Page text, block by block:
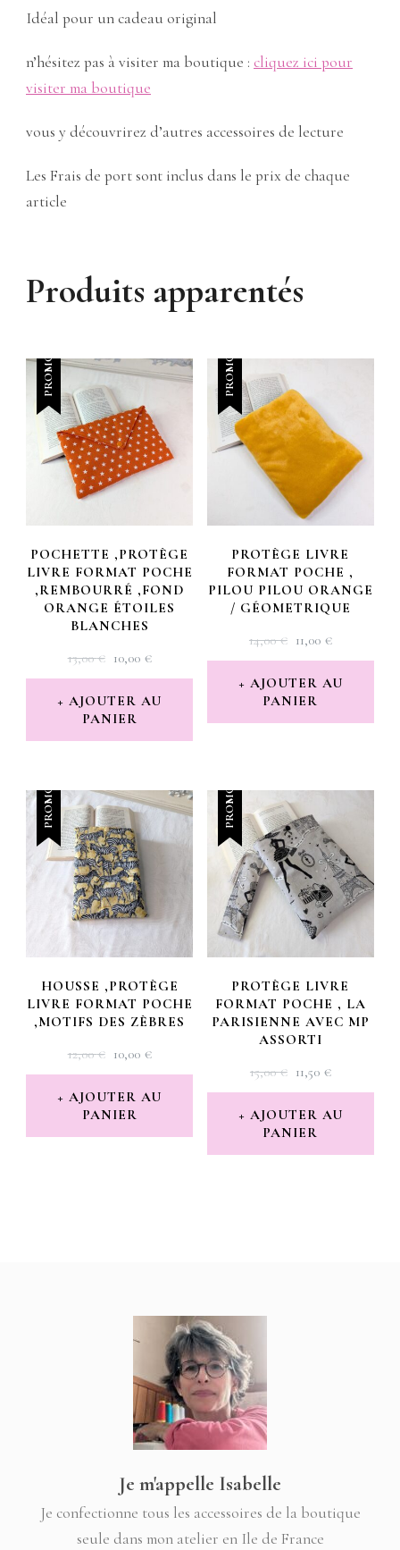
Idéal pour un cadeau original
n’hésitez pas à visiter ma boutique : cliquez ici pour
visiter ma boutique
vous y découvrirez d’autres accessoires de lecture
Les Frais de port sont inclus dans le prix de chaque
article
Produits apparentés
PROMO !
POCHETTE ,PROTÈGE
LIVRE FORMAT POCHE
,REMBOURRÉ ,FOND
ORANGE ÉTOILES
BLANCHES
13,00€ LE
PRIX
INITIAL
ÉTAIT :
13,00 €.
10,00 €LE
PRIX
ACTUEL
10,00 €.
AJOUTER AU
PANIER
PROMO !
PROTÈGE LIVRE
FORMAT POCHE ,
PILOU PILOU ORANGE
/ GÉOMETRIQUE
14,00€ LE
PRIX
INITIAL
ÉTAIT :
14,00 €.
11,00 €LE
PRIX
ACTUEL
11,00 €.
AJOUTER AU
PANIER
PROMO !
HOUSSE ,PROTÈGE
LIVRE FORMAT POCHE
,MOTIFS DES ZÈBRES
12,00€ LE
PRIX
INITIAL
ÉTAIT :
12,00 €.
10,00 €LE
PRIX
ACTUEL
10,00 €.
AJOUTER AU
PANIER
PROMO !
PROTÈGE LIVRE
FORMAT POCHE , LA
PARISIENNE AVEC MP
ASSORTI
15,00€ LE
PRIX
INITIAL
ÉTAIT :
15,00 €.
11,50 €LE
PRIX
ACTUEL
11,50 €.
AJOUTER AU
PANIER
Je m'appelle Isabelle
Je confectionne tous les accessoires de la boutique
seule dans mon atelier en Ile de France